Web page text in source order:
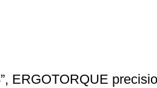
ERGOTORQUE